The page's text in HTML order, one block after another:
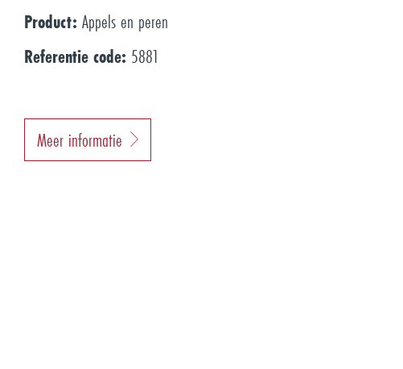
Product: Appels en peren
Referentie code: 5881
Meer informatie